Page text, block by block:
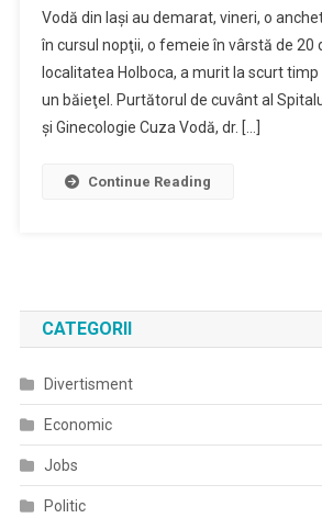
Vodă din Iaşi au demarat, vineri, o
în cursul nopţii, o femeie în vârstă de 20
localitatea Holboca, a murit la scurt
un băieţel. Purtătorul de cuvânt al
şi Ginecologie Cuza Vodă, dr. […]
Continue Reading
CATEGORII
Divertisment
Economic
Jobs
Politic